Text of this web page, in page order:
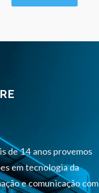
de 14 anos provemos
em tecnologia da
e comunicação com